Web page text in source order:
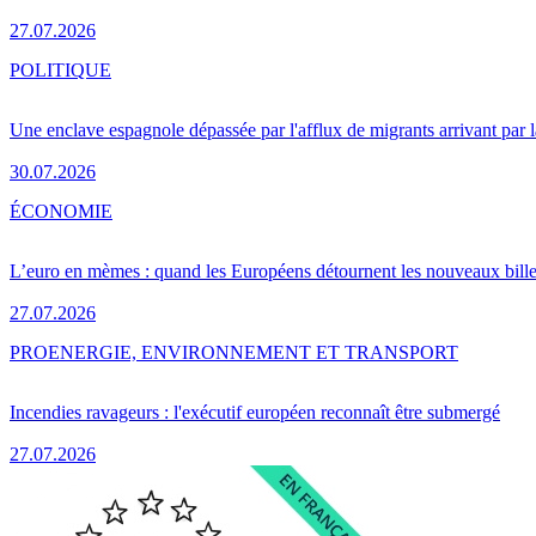
27.07.2026
Une enclave espagnole dépassée par l'afflux de migrants arrivant par
30.07.2026
POLITIQUE
L’euro en mèmes : quand les Européens détournent les nouveaux
27.07.2026
ÉCONOMIE
Incendies ravageurs : l'exécutif européen reconnaît être submergé
27.07.2026
PROENERGIE, ENVIRONNEMENT ET TRANSPORT